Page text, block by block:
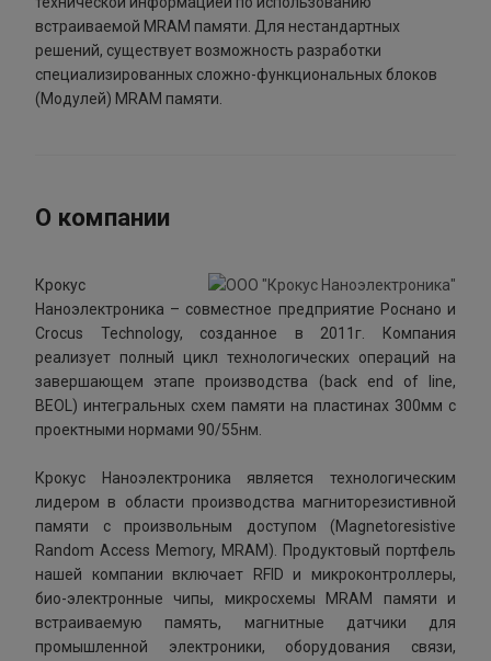
встраиваемой MRAM памяти. Для нестандартных
решений, существует возможность разработки
специализированных сложно-функциональных блоков
(Модулей) MRAM памяти.
О компании
Крокус
Наноэлектроника – совместное предприятие Роснано и
Crocus Technology, созданное в 2011г. Компания
реализует полный цикл технологических операций на
завершающем этапе производства (back end of line,
BEOL) интегральных схем памяти на пластинах 300мм с
проектными нормами 90/55нм.
Крокус Наноэлектроника является технологическим
лидером в области производства магниторезистивной
памяти с произвольным доступом (Magnetoresistive
Random Access Memory, MRAM). Продуктовый портфель
нашей компании включает RFID и микроконтроллеры,
био-электронные чипы, микросхемы MRAM памяти и
встраиваемую память, магнитные датчики для
промышленной электроники, оборудования связи,